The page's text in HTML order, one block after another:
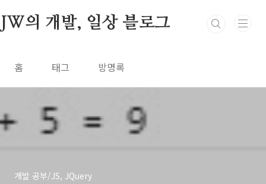
JW의 개발, 일상 블로그
홈 태그 방명록
개발 공부/JS, JQuery